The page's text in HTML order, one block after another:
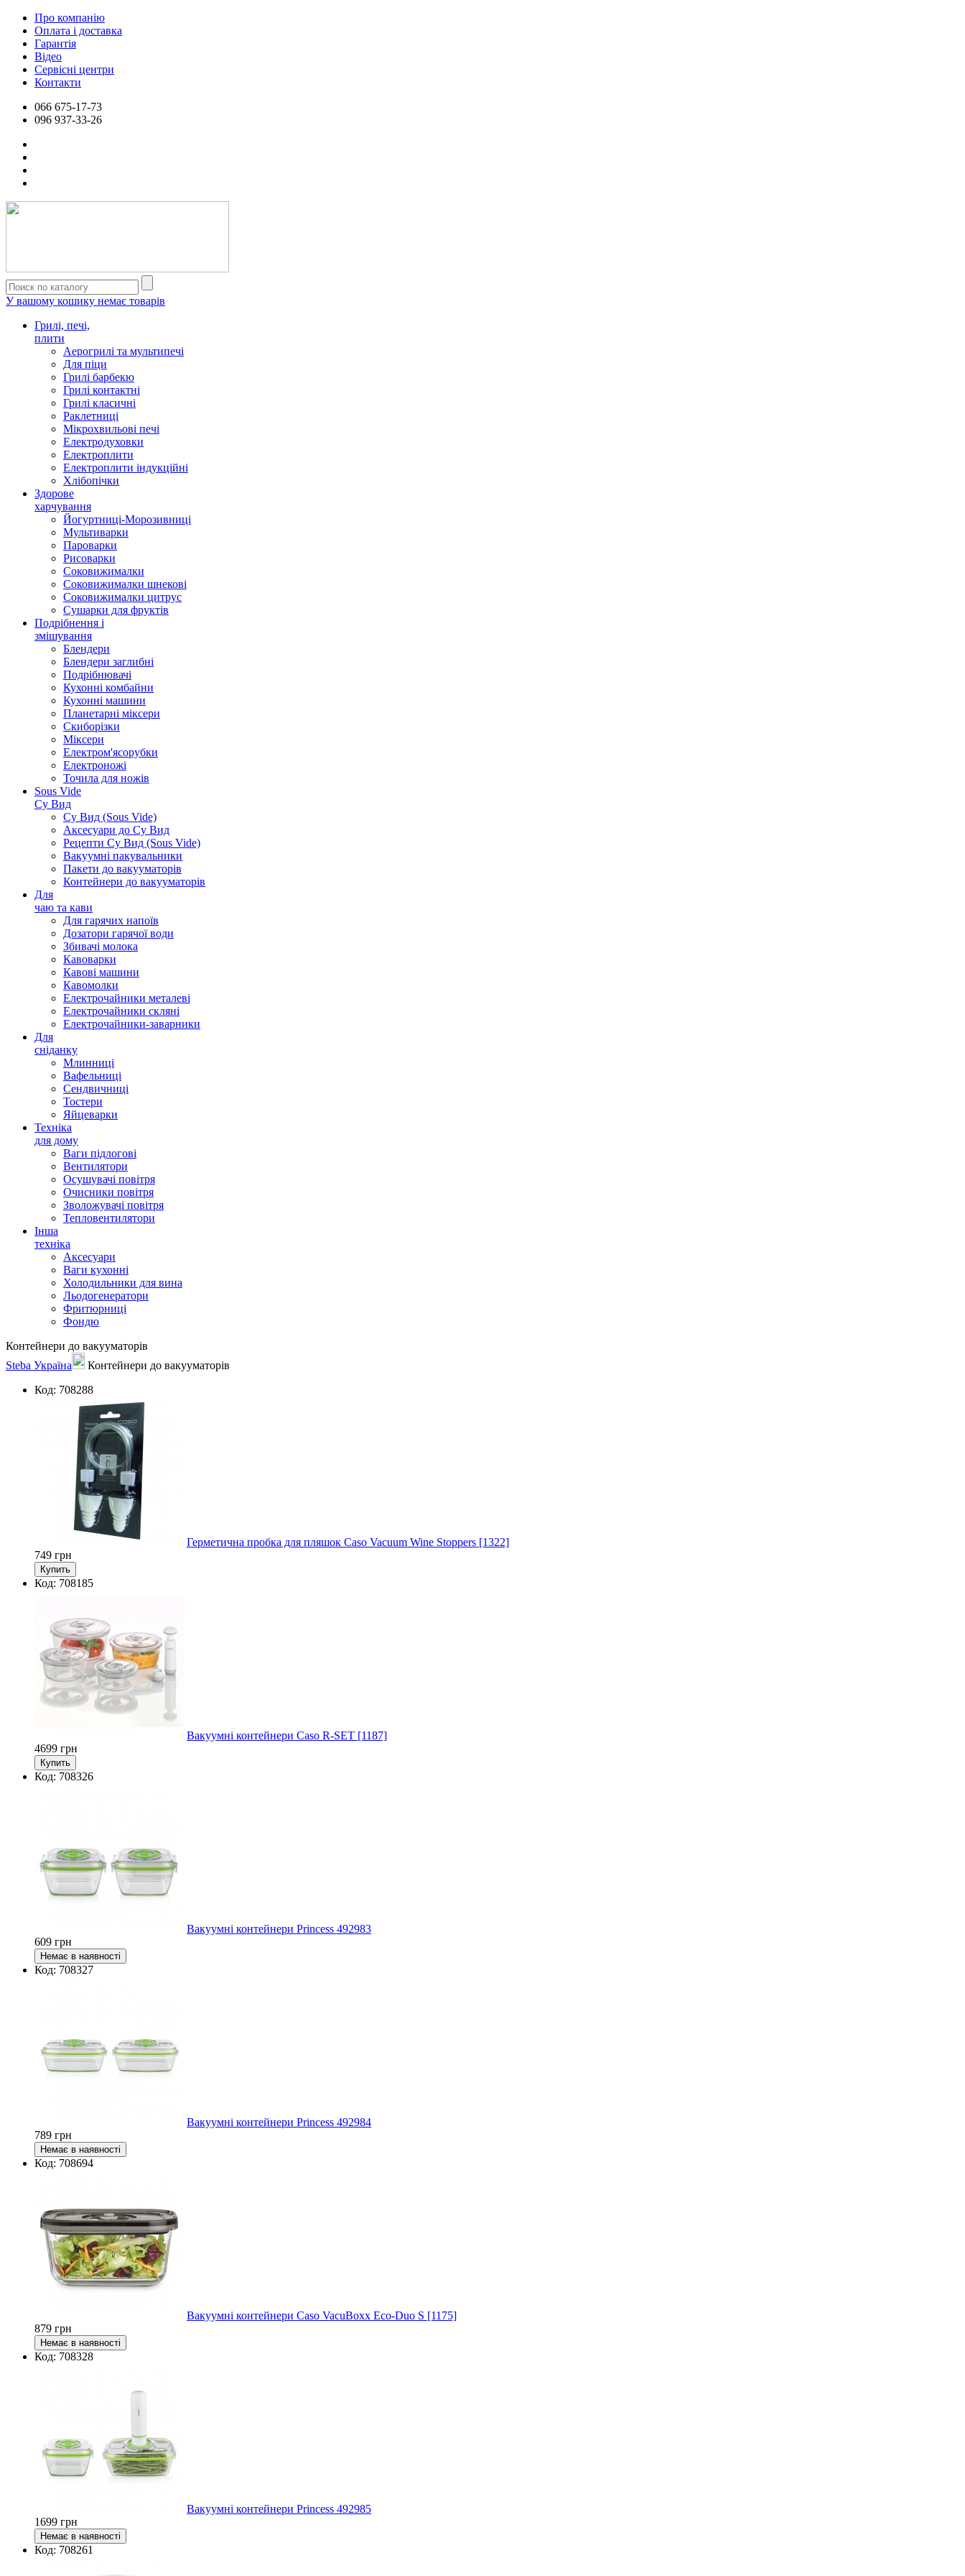
Про компанію
Оплата і доставка
Гарантія
Відео
Сервісні центри
Контакти
066 675-17-73
096 937-33-26
У вашому кошику немає товарів
Грилі, печі,
плити
Аерогрилі та мультипечі
Для піци
Грилі барбекю
Грилі контактні
Грилі класичні
Раклетниці
Мікрохвильові печі
Електродуховки
Електроплити
Електроплити індукційні
Хлібопічки
Здорове
харчування
Йогуртниці-Морозивниці
Мультиварки
Пароварки
Рисоварки
Соковижималки
Соковижималки шнекові
Соковижималки цитрус
Сушарки для фруктів
Подрібнення і
змішування
Блендери
Блендери заглибні
Подрібнювачі
Кухонні комбайни
Кухонні машини
Планетарні міксери
Скиборізки
Міксери
Електром'ясорубки
Електроножі
Точила для ножів
Sous Vide
Су Вид
Су Вид (Sous Vide)
Аксесуари до Су Вид
Рецепти Су Вид (Sous Vide)
Вакуумні пакувальники
Пакети до вакууматорів
Контейнери до вакууматорів
Для
чаю та кави
Для гарячих напоїв
Дозатори гарячої води
Збивачі молока
Кавоварки
Кавові машини
Кавомолки
Електрочайники металеві
Електрочайники скляні
Електрочайники-заварники
Для
сніданку
Млинниці
Вафельниці
Сендвичниці
Тостери
Яйцеварки
Техніка
для дому
Ваги підлогові
Вентилятори
Осушувачі повітря
Очисники повітря
Зволожувачі повітря
Тепловентилятори
Інша
техніка
Аксесуари
Ваги кухонні
Холодильники для вина
Льодогенератори
Фритюрниці
Фондю
Контейнери до вакууматорів
Steba Україна
Контейнери до вакууматорів
Код: 708288
Герметична пробка для пляшок Caso Vacuum Wine Stoppers [1322]
749 грн
Код: 708185
Вакуумні контейнери Caso R-SET [1187]
4699 грн
Код: 708326
Вакуумні контейнери Princess 492983
609 грн
Код: 708327
Вакуумні контейнери Princess 492984
789 грн
Код: 708694
Вакуумні контейнери Caso VacuBoxx Eco-Duo S [1175]
879 грн
Код: 708328
Вакуумні контейнери Princess 492985
1699 грн
Код: 708261